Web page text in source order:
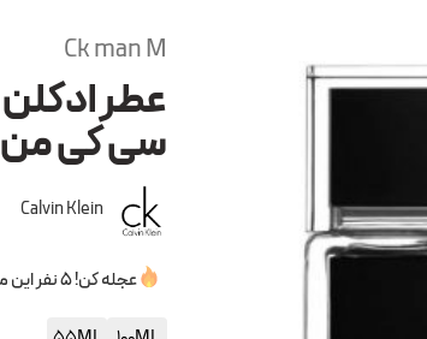
Ck man M
عطر
سی کی من
Calvin Klein
عجله کن! 5 نفر این محصول رو به سبدخرید خودشون اضافه کردن.